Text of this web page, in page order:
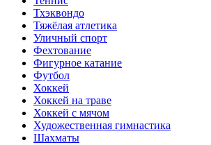
Тхэквондо
Тяжёлая атлетика
Уличный спорт
Фехтование
Фигурное катание
Футбол
Хоккей
Хоккей на траве
Хоккей с мячом
Художественная гимнастика
Шахматы